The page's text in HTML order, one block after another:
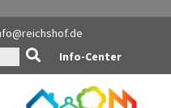
Info-Center